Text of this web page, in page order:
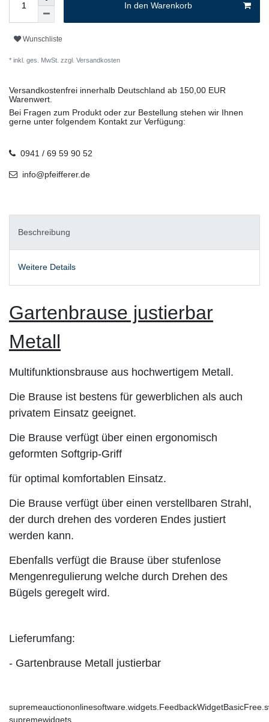
In den Warenkorb
Wunschliste
* inkl. ges. MwSt. zzgl. Versandkosten
Versandkostenfrei innerhalb Deutschland ab 150,00 EUR
Warenwert.
Bei Fragen zum Produkt oder zur Bestellung stehen wir Ihnen
gerne unter folgendem Kontakt zur Verfügung:
0941 / 69 59 90 52
info@pfeifferer.de
Beschreibung
Weitere Details
Gartenbrause justierbar
Metall
Multifunktionsbrause aus hochwertigem Metall.
Die Brause ist bestens für gewerblichen als auch
privatem Einsatz geeignet.
Die Brause verfügt über einen ergonomisch
geformten Softgrip-Griff
für optimal komfortablen Einsatz.
Die Brause verfügt über einen verstellbaren Strahl,
der durch drehen des vorderen Endes justiert
werden kann.
Ebenfalls verfügt die Brause über stufenlose
Mengenregulierung welche durch Drehen des
Bügels geregelt wird.
Lieferumfang:
- Gartenbrause Metall justierbar
supremewidgets